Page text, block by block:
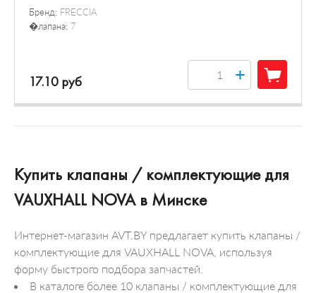
Бренд: FRECCIA
�лапана: 7
17.10 руб +
Купить клапаны / комплектующие для
VAUXHALL NOVA в Минске
Интернет-магазин AVT.BY предлагает купить клапаны /
комплектующие для VAUXHALL NOVA, используя
форму быстрого подбора запчастей.
В каталоге более 10 клапаны / комплектующие для